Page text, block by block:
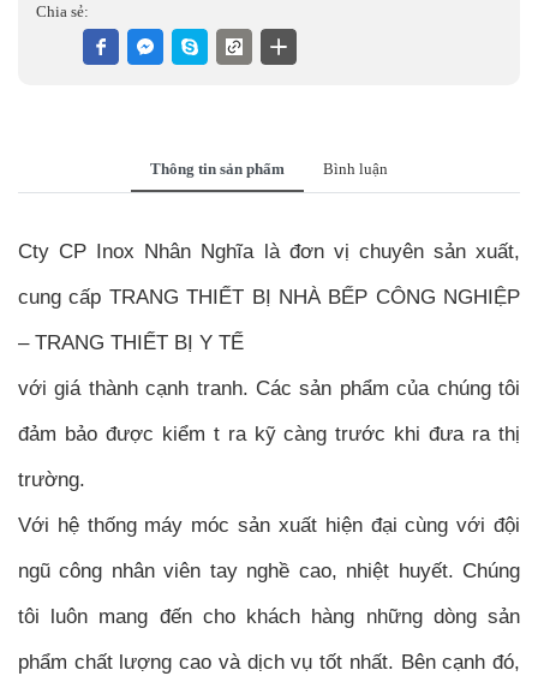
Chia sẻ:
Thông tin sản phẩm Bình luận
Cty CP Inox Nhân Nghĩa là đơn vị chuyên sản xuất,
cung cấp TRANG THIẾT BỊ NHÀ BẾP CÔNG NGHIỆP
– TRANG THIẾT BỊ Y TẾ
với giá thành cạnh tranh. Các sản phẩm của chúng tôi
đảm bảo được kiểm t ra kỹ càng trước khi đưa ra thị
trường.
Với hệ thống máy móc sản xuất hiện đại cùng với đội
ngũ công nhân viên tay nghề cao, nhiệt huyết. Chúng
tôi luôn mang đến cho khách hàng những dòng sản
phẩm chất lượng cao và dịch vụ tốt nhất. Bên cạnh đó,